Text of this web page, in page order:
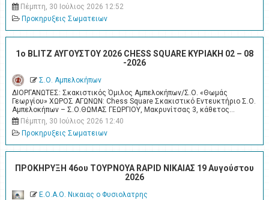
Πέμπτη, 30 Ιούλιος 2026 12:52
Προκηρυξεις Σωματειων
1ο BLITZ ΑΥΓΟΥΣΤΟΥ 2026 CHESS SQUARE ΚΥΡΙΑΚΗ 02 – 08
-2026
Σ.Ο. Αμπελοκήπων
ΔΙΟΡΓΑΝΩΤΕΣ: Σκακιστικός Όμιλος Αμπελοκήπων/Σ.Ο. «Θωμάς
Γεωργίου» ΧΩΡΟΣ ΑΓΩΝΩΝ: Chess Square Σκακιστικό Εντευκτήριο Σ.Ο.
Αμπελοκήπων – Σ.Ο.ΘΩΜΑΣ ΓΕΩΡΓΙΟΥ, Μακρυνίτσας 3, κάθετος…
Πέμπτη, 30 Ιούλιος 2026 12:40
Προκηρυξεις Σωματειων
ΠΡΟΚΗΡΥΞΗ 46ου ΤΟΥΡΝΟΥΑ RAPID ΝΙΚΑΙΑΣ 19 Αυγούστου
2026
Ε.Ο.Α.Ο. Νικαιας ο Φυσιολατρης